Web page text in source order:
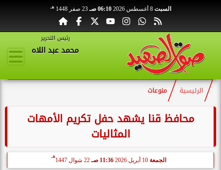
السبت 8 أغسطس 2026 06:10 صـ 23 صفر 1448 هـ
رئيس التحرير
محمد عبد اللاه
الرئيسية منوعات
محافظ قنا يشهد حفل تكريم الأمهات
المثاليات
الجمعة 10 أبريل 2026 11:36 صـ 22 شوال 1447
هـ